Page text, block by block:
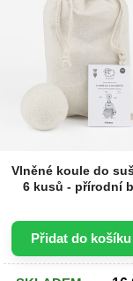
Vlněné koule do
6 kusů - přírodní
Přidat do košíku